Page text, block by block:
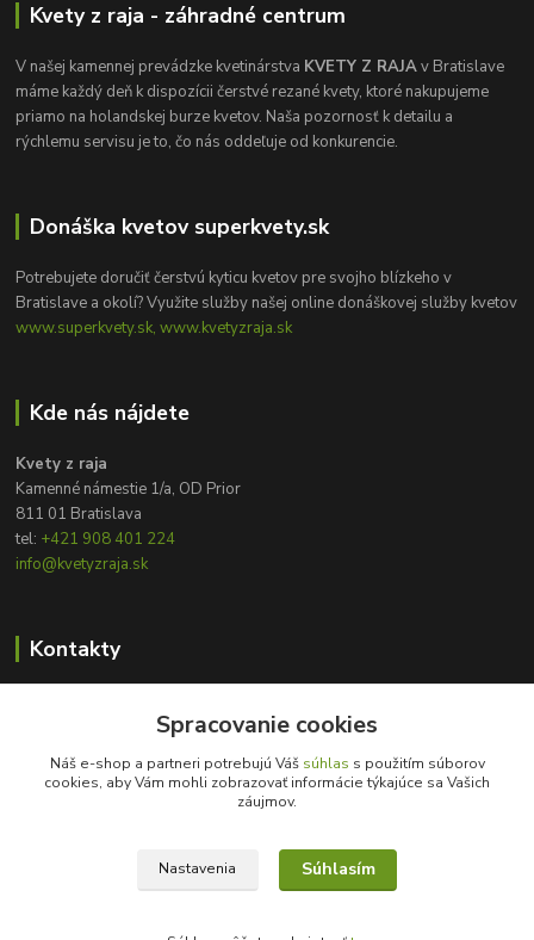
Kvety z raja - záhradné centrum
V našej kamennej prevádzke kvetinárstva KVETY Z RAJAv Bratislave
máme každý deň k dispozícii čerstvé rezané kvety, ktoré nakupujeme
priamo na holandskej burze kvetov. Naša pozornosť k detailu a
rýchlemu servisu je to, čo nás oddeľuje od konkurencie.
Donáška kvetov superkvety.sk
Potrebujete doručiť čerstvú kyticu kvetov pre svojho blízkeho v
Bratislave a okolí? Využite služby našej online donáškovej služby kvetov
www.superkvety.sk, www.kvetyzraja.sk
Kde nás nájdete
Kvety z raja
Kamenné námestie 1/a, OD Prior
811 01 Bratislava
tel: +421 908 401 224
info@kvetyzraja.sk
Kontakty
+421 908 401 224
info@kvetyzraja.sk
Spracovanie cookies
Náš e-shop a partneri potrebujú Váš súhlas s použitím súborov
cookies, aby Vám mohli zobrazovať informácie týkajúce sa Vašich
záujmov.
Nastavenia Súhlasím